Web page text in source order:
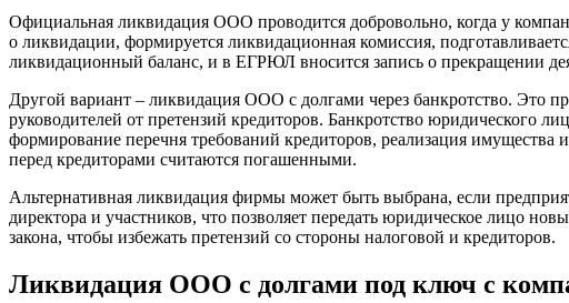
Официальная ликвидация ООО проводится добровольно, когда у
о ликвидации, формируется ликвидационная комиссия,
ликвидационный баланс, и в ЕГРЮЛ вносится запись о прекращении
Другой вариант – ликвидация ООО с долгами через банкротство. Это
руководителей от претензий кредиторов. Банкротство юридического
формирование перечня требований кредиторов, реализация имущества
перед кредиторами считаются погашенными.
Альтернативная ликвидация фирмы может быть выбрана, если
директора и участников, что позволяет передать юридическое лицо
закона, чтобы избежать претензий со стороны налоговой и кредиторов.
Ликвидация ООО с долгами под ключ с